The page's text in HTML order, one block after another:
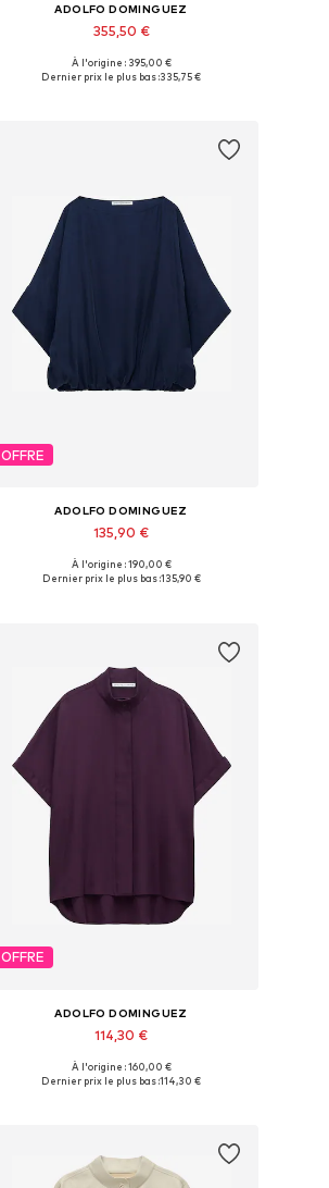
ADOLFO DOMINGUEZ
355,50 €
Tailles disponibles: XS, S, M, L
À l'origine : 395,00 €
Dernier prix le plus bas :335,75 €
OFFRE
ADOLFO DOMINGUEZ
135,90 €
Tailles disponibles: S, M, L, XL
À l'origine : 190,00 €
Dernier prix le plus bas :135,90 €
OFFRE
ADOLFO DOMINGUEZ
114,30 €
Disponible en plusieurs tailles
À l'origine : 160,00 €
Dernier prix le plus bas :114,30 €